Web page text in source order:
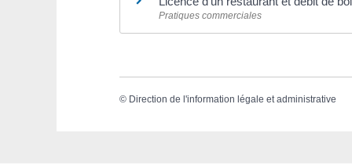
Pratiques commerciales
© Direction de l'information légale et administrative